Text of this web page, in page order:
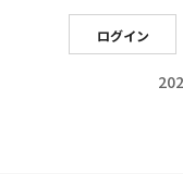
ログイン